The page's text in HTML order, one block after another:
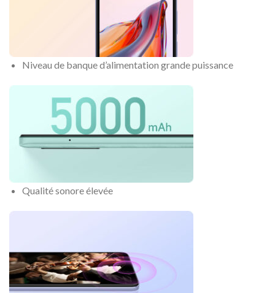
Niveau de banque d’alimentation grande puissance
Qualité sonore élevée